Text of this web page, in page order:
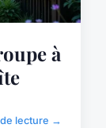
à
de lecture →